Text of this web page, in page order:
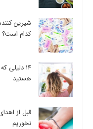
شیرین
کدام است؟
14
هستید
قبل از
نخوریم